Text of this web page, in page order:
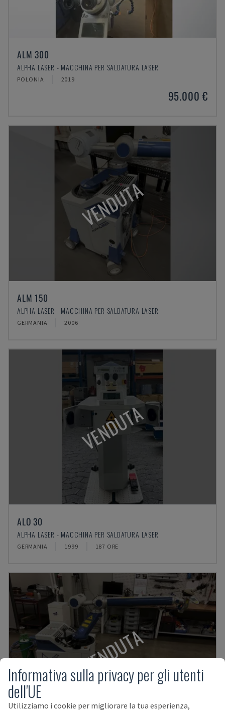
ALM 300
ALPHA LASER - MACCHINA PER SALDATURA LASER
POLONIA 2019
95.000 €
VENDUTA
ALM 150
ALPHA LASER - MACCHINA PER SALDATURA LASER
GERMANIA 2006
VENDUTA
ALO 30
ALPHA LASER - MACCHINA PER SALDATURA LASER
GERMANIA 1999 187 ORE
VENDUTA
Informativa sulla privacy per gli utenti
dell'UE
Utilizziamo i cookie per migliorare la tua esperienza,